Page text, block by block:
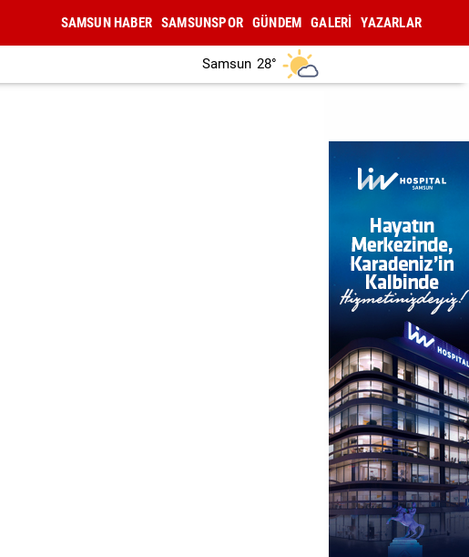
SAMSUN HABER SAMSUNSPOR GÜNDEM GALERİ YAZARLAR
Samsun 28°